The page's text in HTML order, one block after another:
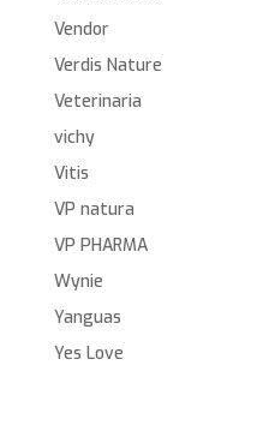
Vendor
Verdis Nature
Veterinaria
vichy
Vitis
VP natura
VP PHARMA
Wynie
Yanguas
Yes Love